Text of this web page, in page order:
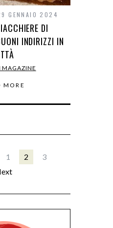
GENNAIO 2024
DI
INDIRIZZI IN
MAGAZINE
MORE
1 2
3